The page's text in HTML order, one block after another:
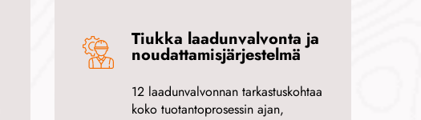
Tiukka laadunvalvonta ja
noudattamisjärjestelmä
12 laadunvalvonnan tarkastuskohtaa
koko tuotantoprosessin ajan,